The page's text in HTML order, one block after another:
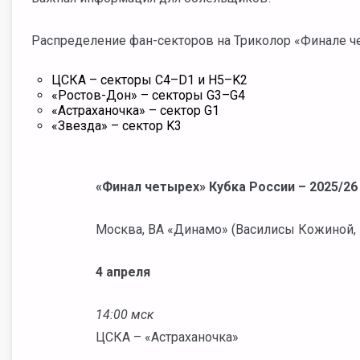
Распределение фан-секторов на Триколор «Финале
ЦСКА – секторы С4–D1 и H5–K2
«Ростов-Дон» – секторы G3–G4
«Астраханочка» – сектор G1
«Звезда» – сектор K3
«Финал четырех» Кубка России – 2025/26
Москва, ВА «Динамо» (Василисы Кожиной,
4 апреля
14:00 мск
ЦСКА – «Астраханочка»